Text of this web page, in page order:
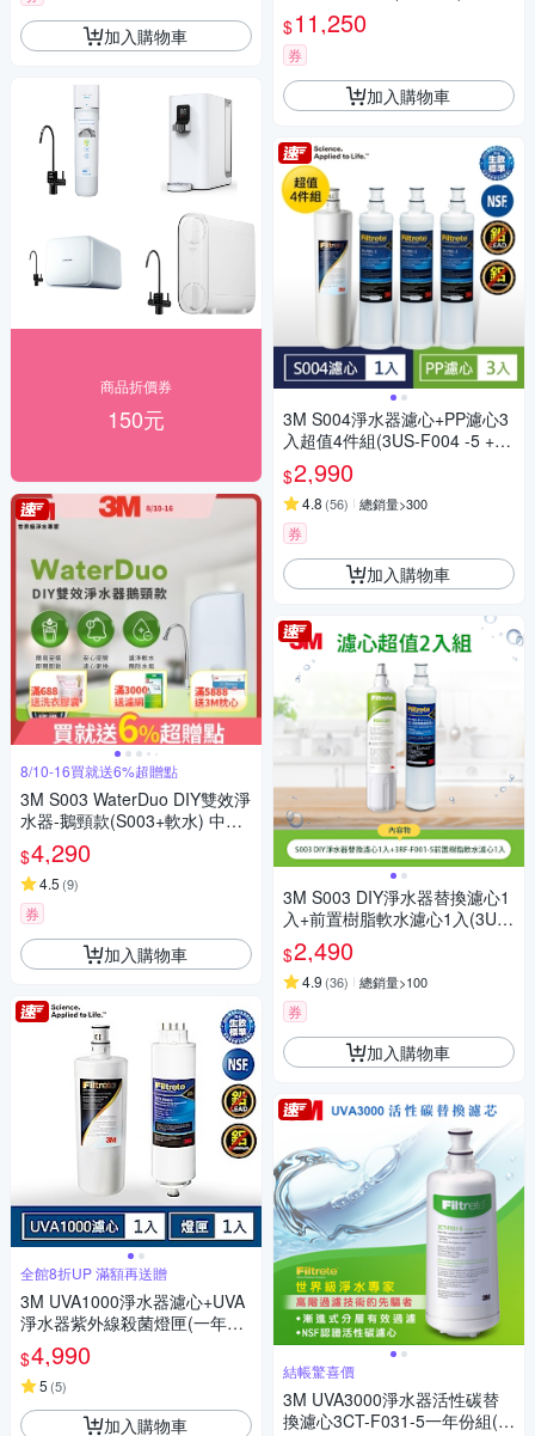
加入購物車
商品折價券
150元
8/10-16買就送6%超贈點
3M S003 WaterDuo DIY雙效淨
水器-鵝頸款(S003+軟水) 中南
部推薦
$4,290
4.5 (9)
券
加入購物車
全館8折UP 滿額再送贈
3M UVA1000淨水器濾心+UVA
淨水器紫外線殺菌燈匣(一年份
超值組)
$4,990
5 (5)
加入購物車
$11,250
券
加入購物車
3M S004淨水器濾心+PP濾心3
入超值4件組(3US-F004 -5 +F0
01-5) 一年份組
$2,990
4.8 (56) 總銷量>300
券
加入購物車
3M S003 DIY淨水器替換濾心1
入+前置樹脂軟水濾心1入(3US-
F003-5+3RF-F001-5)-超值2入
組 同款WaterDuo/L21濾心組
$2,490
4.9 (36) 總銷量>100
券
加入購物車
結帳驚喜價
3M UVA3000淨水器活性碳替
換濾心3CT-F031-5一年份組(可